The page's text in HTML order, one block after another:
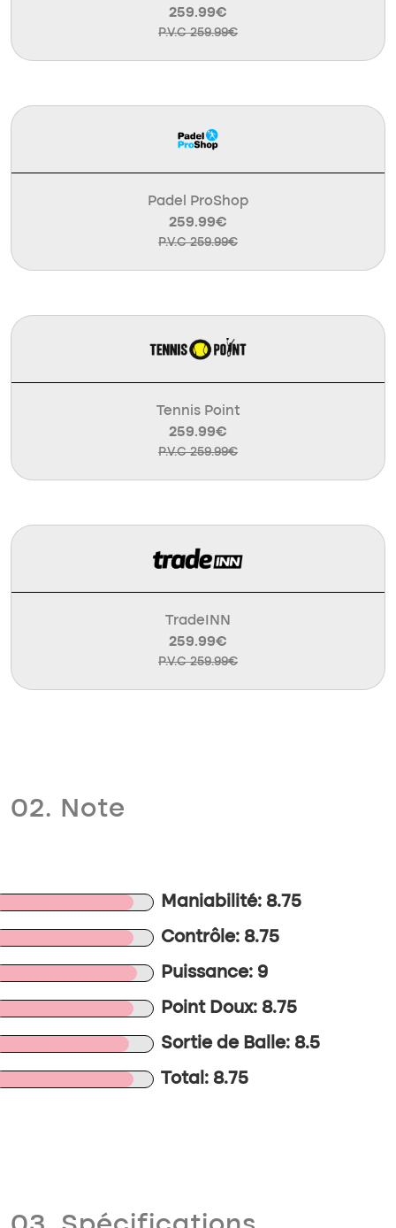
259.99€
P.V.C 259.99€
Padel ProShop
259.99€
P.V.C 259.99€
Tennis Point
259.99€
P.V.C 259.99€
TradeINN
259.99€
P.V.C 259.99€
02. Note
Maniabilité: 8.75
Contrôle: 8.75
Puissance: 9
Point Doux: 8.75
Sortie de Balle: 8.5
Total: 8.75